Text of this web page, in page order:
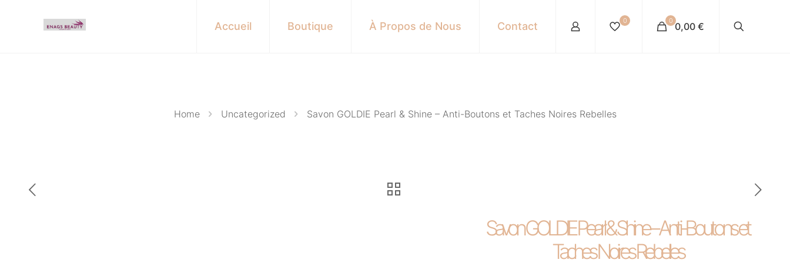
Accueil Boutique À Propos de Nous Contact 0 0 0,00 €
Home Uncategorized Savon GOLDIE Pearl & Shine – Anti-Boutons et Taches Noires Rebelles
Savon GOLDIE Pearl & Shine – Anti-Boutons et
Taches Noires Rebelles